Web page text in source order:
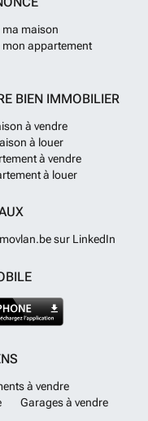
ma maison
mon appartement
BIEN IMMOBILIER
à vendre
à louer
à vendre
à louer
sur LinkedIn
à vendre
Garages à vendre